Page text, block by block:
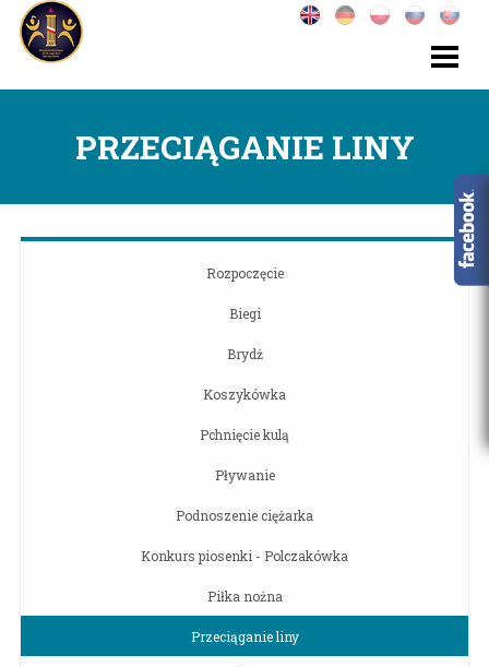
PRZECIĄGANIE LINY
Rozpoczęcie
Biegi
Brydż
Koszykówka
Pchnięcie kulą
Pływanie
Podnoszenie ciężarka
Konkurs piosenki - Polczakówka
Piłka nożna
Przeciąganie liny